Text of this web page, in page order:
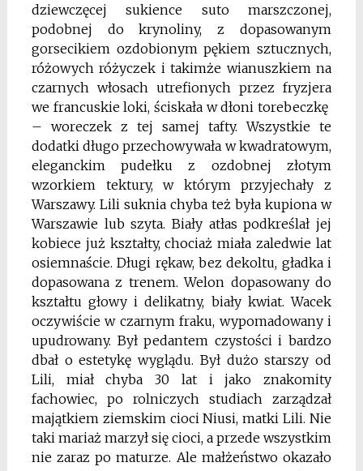
dziewczę­cej sukience suto marszczonej,
podobnej do krynoliny, z dopasowanym
gorsecikiem ozdobionym pękiem sztucznych,
różowych różyczek i takimże wianuszkiem na
czarnych wło­sach utrefionych przez fryzjera
we francuskie loki, ściskała w dłoni torebeczkę
– woreczek z tej samej tafty. Wszystkie te
dodatki długo przechowywała w kwadratowym,
eleganckim pudełku z ozdobnej złotym
wzorkiem tektury, w którym przyjecha­ły z
Warszawy. Lili suknia chyba też była kupiona w
Warszawie lub szyta. Biały atłas podkreślał jej
kobiece już kształty, chociaż miała zaledwie lat
osiemnaście. Długi rękaw, bez dekoltu, gładka i
dopasowana z trenem. Welon dopasowany do
kształtu głowy i delikatny, biały kwiat. Wacek
oczywiście w czarnym fraku, wypomadowany i
upudrowany. Był pedantem czystości i bardzo
dbał o estetykę wyglądu. Był dużo starszy od
Lili, miał chyba 30 lat i jako znakomity
fachowiec, po rolni­czych studiach zarządzał
majątkiem ziemskim cioci Niusi, matki Lili. Nie
taki mariaż marzył się cioci, a przede wszystkim
nie zaraz po maturze. Ale małżeństwo okazało